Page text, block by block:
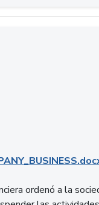
ordenó a la